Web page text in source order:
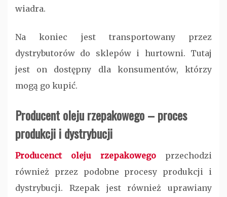
wiadra.
Na koniec jest transportowany przez
dystrybutorów do sklepów i hurtowni. Tutaj
jest on dostępny dla konsumentów, którzy
mogą go kupić.
Producent oleju rzepakowego – proces
produkcji i dystrybucji
Producenct oleju rzepakowego przechodzi
również przez podobne procesy produkcji i
dystrybucji. Rzepak jest również uprawiany